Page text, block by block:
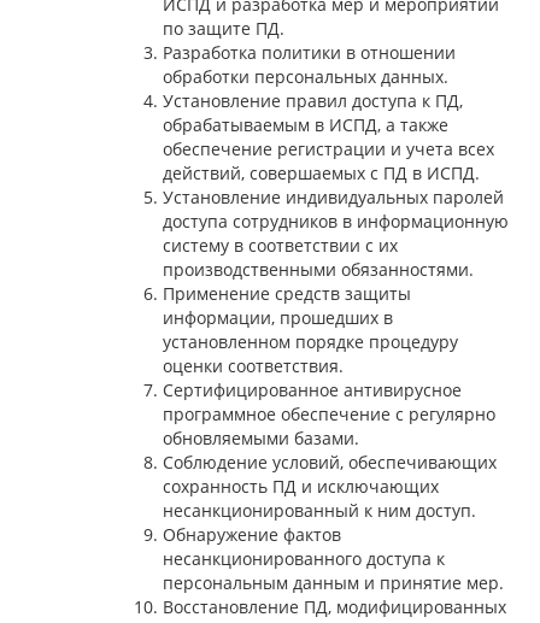
по защите ПД.
Разработка политики в отношении
обработки персональных данных.
Установление правил доступа к ПД,
обрабатываемым в ИСПД, а также
обеспечение регистрации и учета всех
действий, совершаемых с ПД в ИСПД.
Установление индивидуальных паролей
доступа сотрудников в информационную
систему в соответствии с их
производственными обязанностями.
Применение средств защиты
информации, прошедших в
установленном порядке процедуру
оценки соответствия.
Сертифицированное антивирусное
программное обеспечение с регулярно
обновляемыми базами.
Соблюдение условий, обеспечивающих
сохранность ПД и исключающих
несанкционированный к ним доступ.
Обнаружение фактов
несанкционированного доступа к
персональным данным и принятие мер.
Восстановление ПД, модифицированных